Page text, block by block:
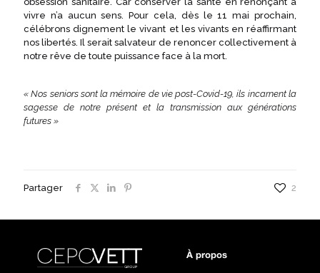
vivre n’a aucun sens. Pour cela, dès le 11 mai prochain,
célébrons dignement le vivant et les vivants en réaffirmant
nos libertés. Il serait salvateur de renoncer collectivement à
notre rêve de toute puissance face à la mort.
« Nos seniors sont la mémoire de vie post-Covid-19, ils incarnent la
sagesse de notre présent et la transmission aux générations
futures »
Partager 2
À propos